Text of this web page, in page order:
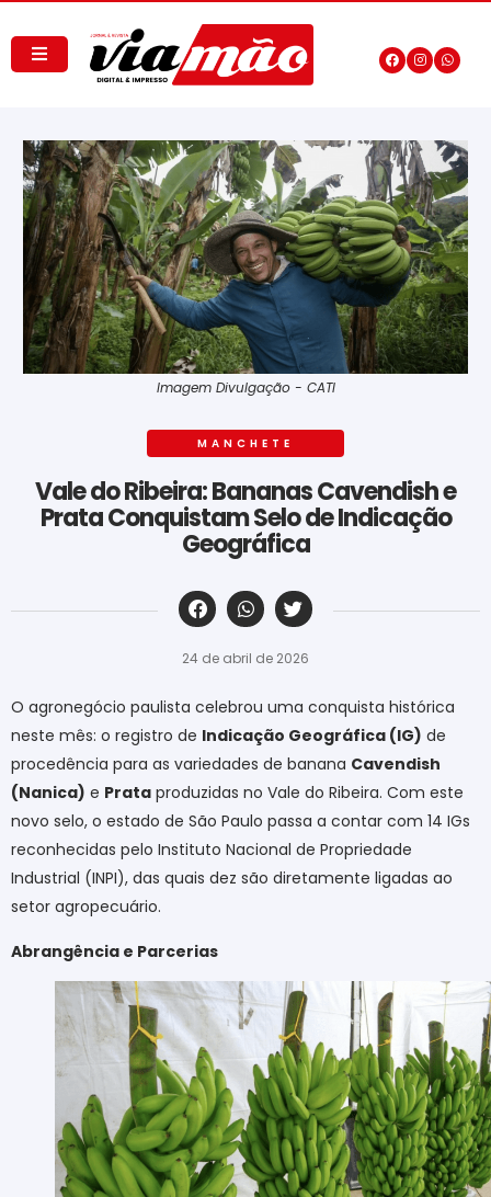
Imagem Divulgação - CATI
MANCHETE
Vale do Ribeira: Bananas Cavendish e
Prata Conquistam Selo de Indicação
Geográfica
‎ ‎ ‎ ‎ ‎ ‎ ‎ ‎ ‎ ‎ ‎ ‎ ‎ ‎ ‎ ‎ ‎ ‎ ‎ ‎ ‎ ‎ ‎ ‎ ‎ ‎ ‎ ‎ ‎ ‎ ‎
24 de abril de 2026
O agronegócio paulista celebrou uma conquista histórica
neste mês: o registro de Indicação Geográfica (IG) de
procedência para as variedades de banana Cavendish
(Nanica) e Prata produzidas no Vale do Ribeira. Com este
novo selo, o estado de São Paulo passa a contar com 14 IGs
reconhecidas pelo Instituto Nacional de Propriedade
Industrial (INPI), das quais dez são diretamente ligadas ao
setor agropecuário.
Abrangência e Parcerias